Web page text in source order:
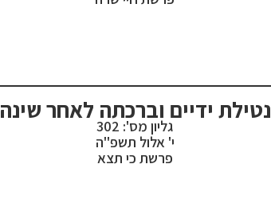
נטילת ידיים וברכתה לאחר שינה
גליון מס': 302
י' אלול תשפ"ה
פרשת כי תצא